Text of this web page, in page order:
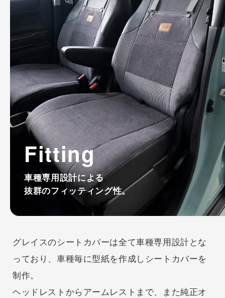
Fitting
車種専用設計による
抜群のフィッティング性。
グレイスのシートカバーは全て車種専用設計とな
っており、車種毎に型紙を作成しシートカバーを
制作。
ヘッドレストからアームレストまで、また純正オ